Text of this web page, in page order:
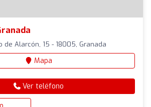
de Alarcón, 15 - 18005, Granada
Mapa
Ver teléfono